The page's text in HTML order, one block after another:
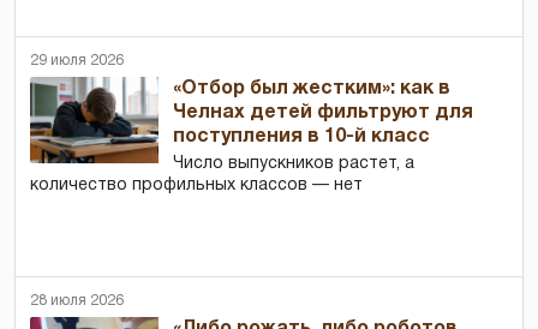
29 июля 2026
«Отбор был жестким»: как в
Челнах детей фильтруют для
поступления в 10-й класс
Число выпускников растет, а
количество профильных классов — нет
28 июля 2026